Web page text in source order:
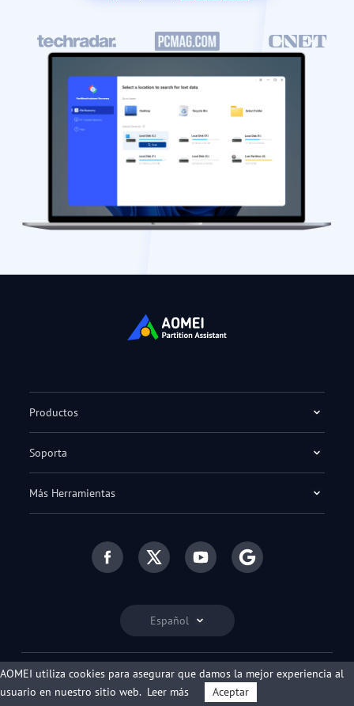
Español
Productos
Soporta
Más Herramientas
© 2009-2026 AOMEI. Todos los derechos reservados.
Política de privacidad|Condiciones de uso
AOMEI utiliza cookies para asegurar que damos la mejor experiencia al
usuario en nuestro sitio web. Leer más Aceptar